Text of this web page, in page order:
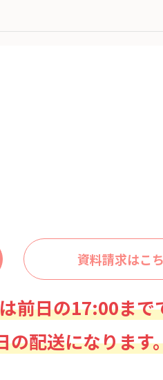
資料請求はこ
前日の17:00まで
の配送になります